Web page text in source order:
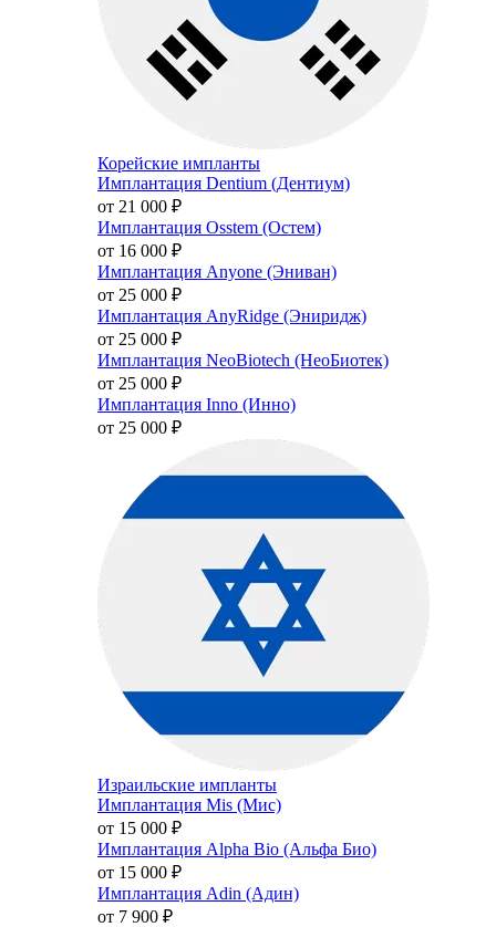
Корейские импланты
Имплантация Dentium (Дентиум)
от 21 000 ₽
Имплантация Osstem (Остем)
от 16 000 ₽
Имплантация Anyone (Эниван)
от 25 000 ₽
Имплантация AnyRidge (Эниридж)
от 25 000 ₽
Имплантация NeoBiotech (НеоБиотек)
от 25 000 ₽
Имплантация Inno (Инно)
от 25 000 ₽
Израильские импланты
Имплантация Mis (Мис)
от 15 000 ₽
Имплантация Alpha Bio (Альфа Био)
от 15 000 ₽
Имплантация Adin (Адин)
от 7 900 ₽